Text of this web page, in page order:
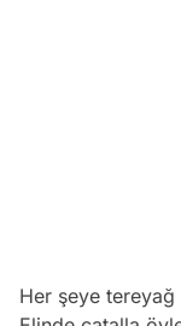
Her şeye